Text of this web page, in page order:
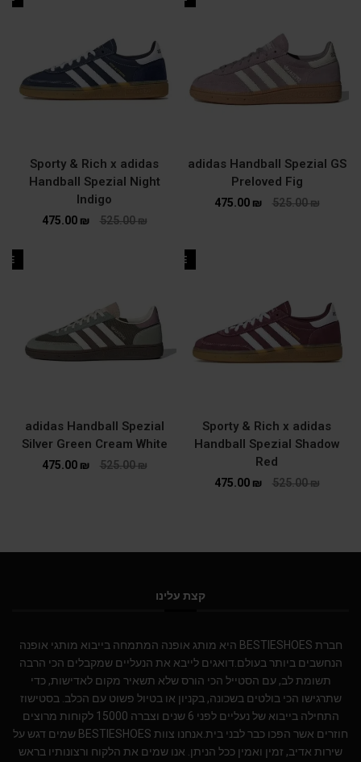
adidas Handball Spezial GS
Preloved Fig
525.00₪
475.00 ₪
Sporty & Rich x adidas
Handball Spezial Night
Indigo
525.00₪
475.00 ₪
SALE
Sporty & Rich x adidas
Handball Spezial Shadow
Red
525.00₪
475.00 ₪
adidas Handball Spezial
Silver Green Cream White
525.00₪
475.00 ₪
קצת עלינו
חברת BESTIESHOES היא מותג אופנה המתמחה בייבוא מותגי אופנה
הנחשבים ביותר בעולם.דואגים לייבא את הנעליים שמקבלים הכי הרבה
תשומת לב, עם הסטייל הכי הורס שלא תשאיר מקום לאדישות, כדי
שתרגישו הכי בולטים בשכונה, בקניון או בטיול פשוט עם הכלב. בסטישוז
התחילה בייבוא של נעליים לפני 6 שנים וצברה 15000 לקוחות מרוצים
חוזרים אשר הפכו כבר לבני בית.אנחנו צוות BESTIESHOES שמים דגש על
שירות אדיב, זמין ואמין ככל הניתן. אנו שמים את הלקוח ורצונותיו בראש